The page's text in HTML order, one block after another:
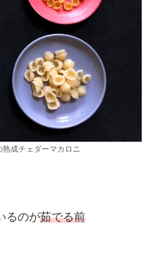
成チェダーマカロニ
るのが茹でる前